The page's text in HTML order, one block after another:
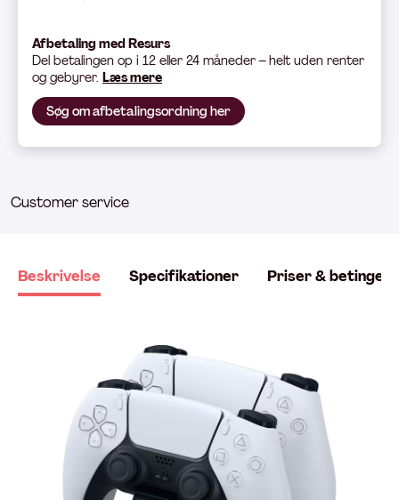
Afbetaling med Resurs
Del betalingen op i 12 eller 24 måneder – helt uden renter
og gebyrer. Læs mere
Søg om afbetalingsordning her
Customer service
Beskrivelse Specifikationer Priser &